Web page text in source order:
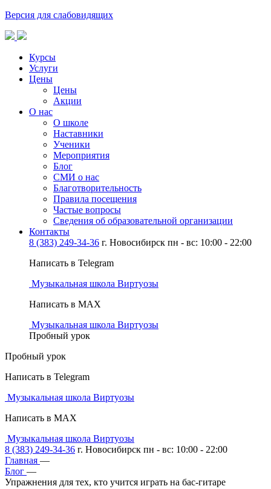
Версия для слабовидящих
Курсы
Услуги
Цены
Цены
Акции
О нас
О школе
Наставники
Ученики
Мероприятия
Блог
СМИ о нас
Благотворительность
Правила посещения
Частые вопросы
Сведения об образовательной организации
Контакты
8 (383) 249-34-36 г. Новосибирск пн - вс: 10:00 - 22:00
Написать в Telegram
Музыкальная школа Виртуозы
Написать в MAX
Музыкальная школа Виртуозы
Пробный урок
Пробный урок
Написать в Telegram
Музыкальная школа Виртуозы
Написать в MAX
Музыкальная школа Виртуозы
8 (383) 249-34-36 г. Новосибирск пн - вс: 10:00 - 22:00
Главная —
Блог —
Упражнения для тех, кто учится играть на бас-гитаре